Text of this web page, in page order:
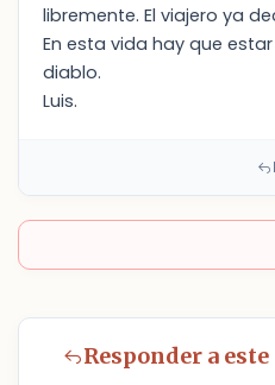
libremente. El viajero ya
En esta vida hay que
diablo.
Luis.
Responder a